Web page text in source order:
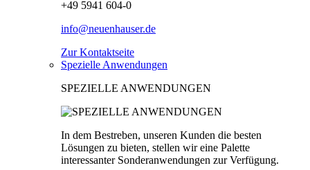
+49 5941 604-0
info@neuenhauser.de
Zur Kontaktseite
Spezielle Anwendungen
SPEZIELLE ANWENDUNGEN
In dem Bestreben, unseren Kunden die besten
Lösungen zu bieten, stellen wir eine Palette
interessanter Sonderanwendungen zur Verfügung.